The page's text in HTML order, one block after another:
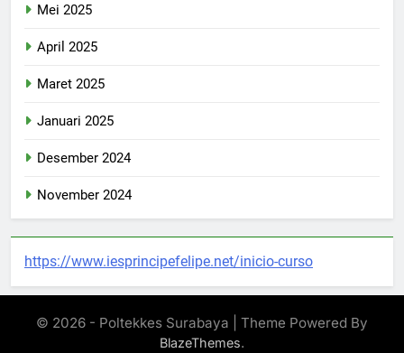
Mei 2025
April 2025
Maret 2025
Januari 2025
Desember 2024
November 2024
https://www.iesprincipefelipe.net/inicio-curso
© 2026 - Poltekkes Surabaya | Theme Powered By
BlazeThemes.